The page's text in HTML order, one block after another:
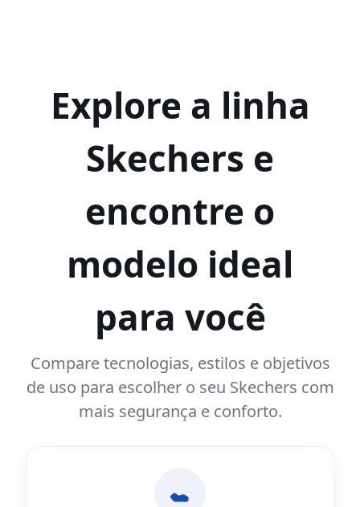
Explore a linha
Skechers e
encontre o
modelo ideal
para você
Compare tecnologias, estilos e objetivos
de uso para escolher o seu Skechers com
mais segurança e conforto.